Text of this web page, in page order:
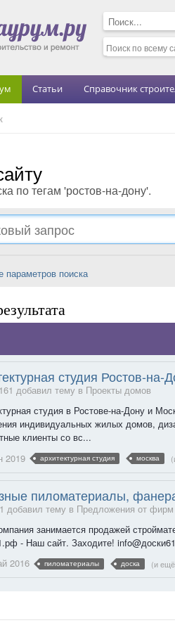
Статьи Справочник
по тегам 'ростов-на-дону'.
поиска
студия Ростов-на-
добавил тему в Проекты домов
студия в Ростове-на-Дону и
индивидуальных жилых домов,
клиенты со вс...
2019
архитектурная студия москва
пиломатериалы,
добавил тему в Предложения от фирм
занимается продажей
- Наш сайт. Заходите!
2016
пиломатериалы доска (и